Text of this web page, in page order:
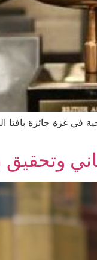
في غزة جائزة